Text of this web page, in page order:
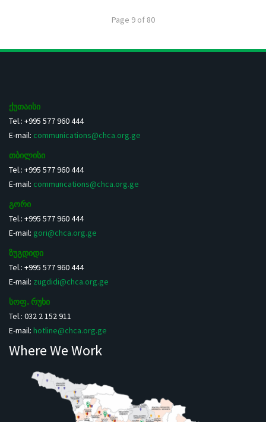
Page 9 of 80
ქუთაისი
Tel.: +995 577 960 444
E-mail: communications@chca.org.ge
თბილისი
Tel.: +995 577 960 444
E-mail: communcations@chca.org.ge
გორი
Tel.: +995 577 960 444
E-mail: gori@chca.org.ge
ზუგდიდი
Tel.: +995 577 960 444
E-mail: zugdidi@chca.org.ge
სოფ. რუხი
Tel.: 032 2 152 911
E-mail: hotline@chca.org.ge
Where We Work